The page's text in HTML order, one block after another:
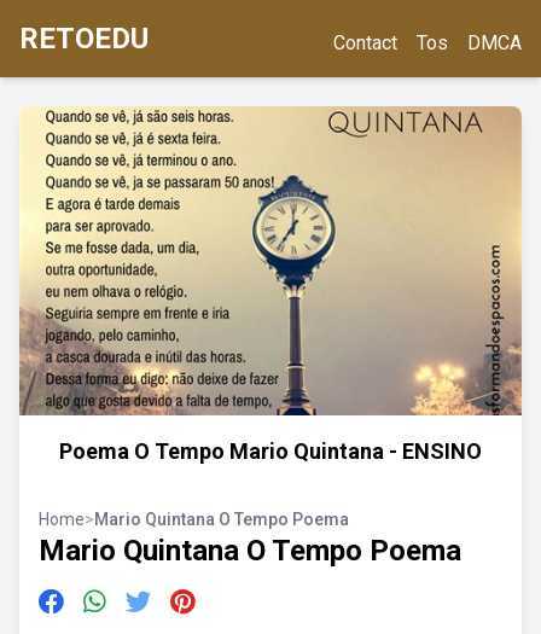
RETOEDU Contact Tos DMCA
Poema O Tempo Mario Quintana - ENSINO
Home>Mario Quintana O Tempo Poema
Mario Quintana O Tempo Poema